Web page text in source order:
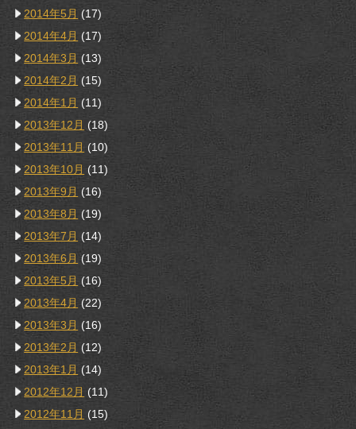
2014年5月 (17)
2014年4月 (17)
2014年3月 (13)
2014年2月 (15)
2014年1月 (11)
2013年12月 (18)
2013年11月 (10)
2013年10月 (11)
2013年9月 (16)
2013年8月 (19)
2013年7月 (14)
2013年6月 (19)
2013年5月 (16)
2013年4月 (22)
2013年3月 (16)
2013年2月 (12)
2013年1月 (14)
2012年12月 (11)
2012年11月 (15)